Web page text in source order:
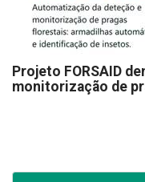
Projeto FORSAID
monitorização de